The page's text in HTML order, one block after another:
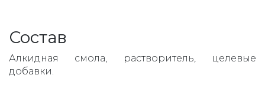
Состав
Алкидная смола, растворитель, целевые
добавки.